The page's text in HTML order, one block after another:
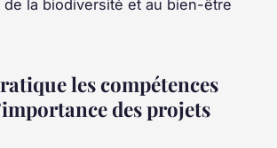
de la biodiversité et au bien-être
les compétences
des projets